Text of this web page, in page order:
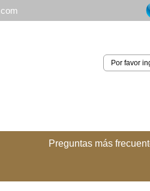
Preguntas más